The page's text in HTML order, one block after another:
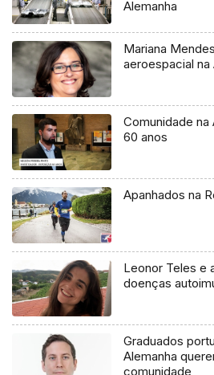
Alemanha
Mariana
aeroespacial na
Comunidade na
60 anos
Apanhados na
Leonor Teles e
doenças
Graduados
Alemanha
comunidade